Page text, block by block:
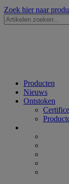
Zoek hier naar
Zoekopdracht
...
Producten
Nieuws
Ontstoken